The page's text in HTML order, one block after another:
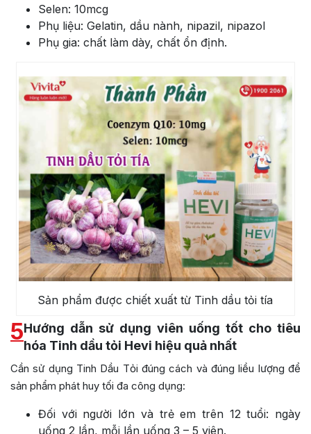
Selen: 10mcg
Phụ liệu: Gelatin, dầu nành, nipazil, nipazol
Phụ gia: chất làm dày, chất ổn định.
Sản phẩm được chiết xuất từ Tinh dầu tỏi tía
5Hướng dẫn sử dụng viên uống tốt cho tiêu
hóa Tinh dầu tỏi Hevi hiệu quả nhất
Cần sử dụng Tinh Dầu Tỏi đúng cách và đúng liều lượng để
sản phẩm phát huy tối đa công dụng:
Đối với người lớn và trẻ em trên 12 tuổi: ngày
uống 2 lần, mỗi lần uống 3 – 5 viên.